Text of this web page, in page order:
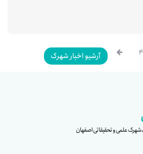
آرشیو اخبار شهرک
علمی و تحقیقاتی اصفهان